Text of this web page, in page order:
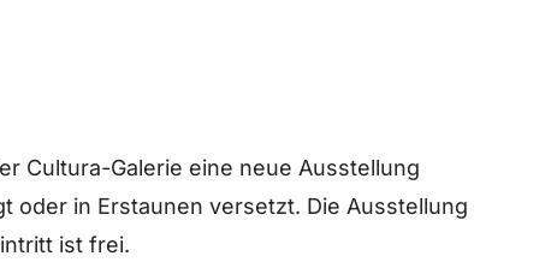
Cultura-Galerie eine neue Ausstellung
oder in Erstaunen versetzt. Die Ausstellung
ist frei.